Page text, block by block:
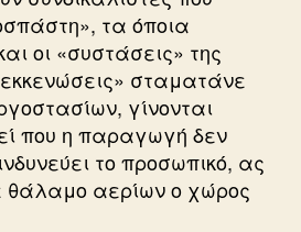
τα όποια
οι «συστάσεις» της
σταματάνε
γίνονται
που η παραγωγή δεν
το προσωπικό, ας
θάλαμο αερίων ο χώρος